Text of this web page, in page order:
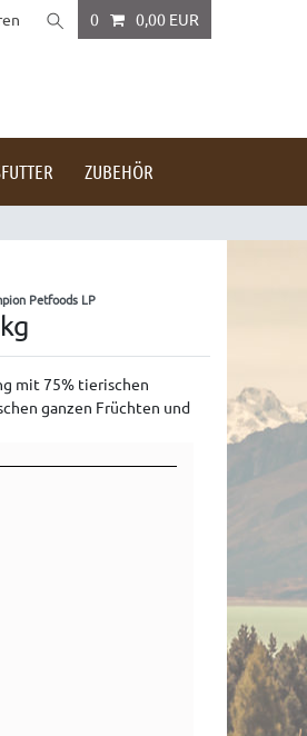
0 0,00 EUR
ZUBEHÖR
Petfoods LP
mit 75% tierischen
ganzen Früchten und